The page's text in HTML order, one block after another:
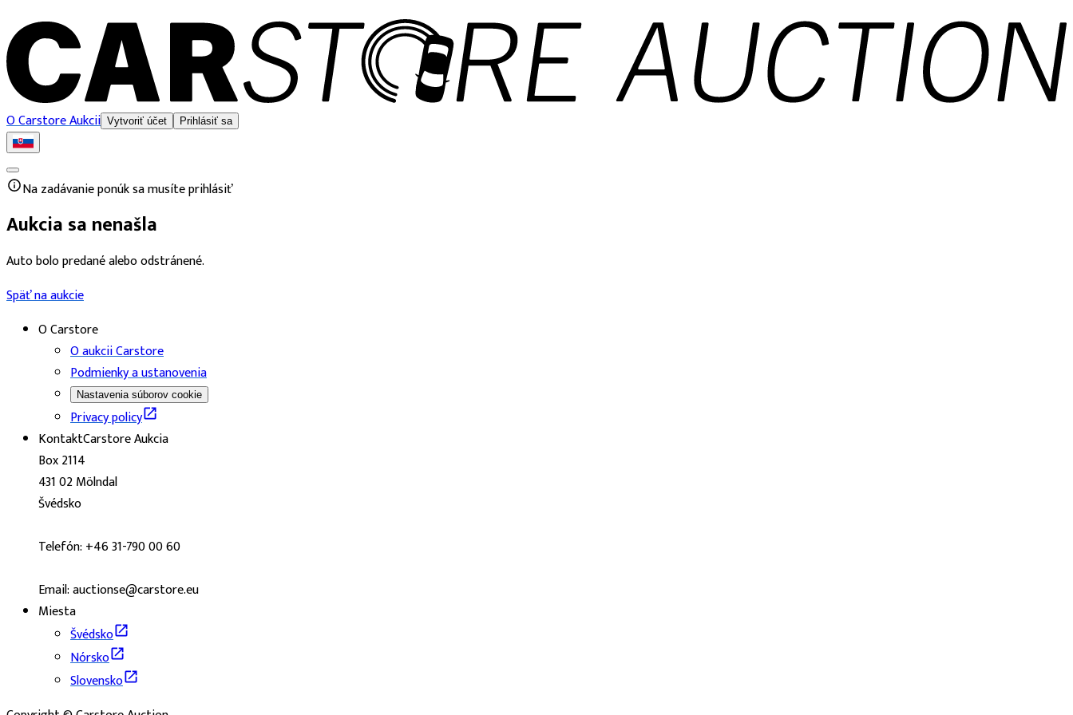
O Carstore Aukcii Vytvoriť účet Prihlásiť sa
Na zadávanie ponúk sa musíte prihlásiť
Aukcia sa nenašla
Auto bolo predané alebo odstránené.
Späť na aukcie
O Carstore
O aukcii Carstore
Podmienky a ustanovenia
Nastavenia súborov cookie
Privacy policy
KontaktCarstore Aukcia
Box 2114
431 02 Mölndal
Švédsko
Telefón: +46 31-790 00 60
Email: auctionse@carstore.eu
Miesta
Švédsko
Nórsko
Slovensko